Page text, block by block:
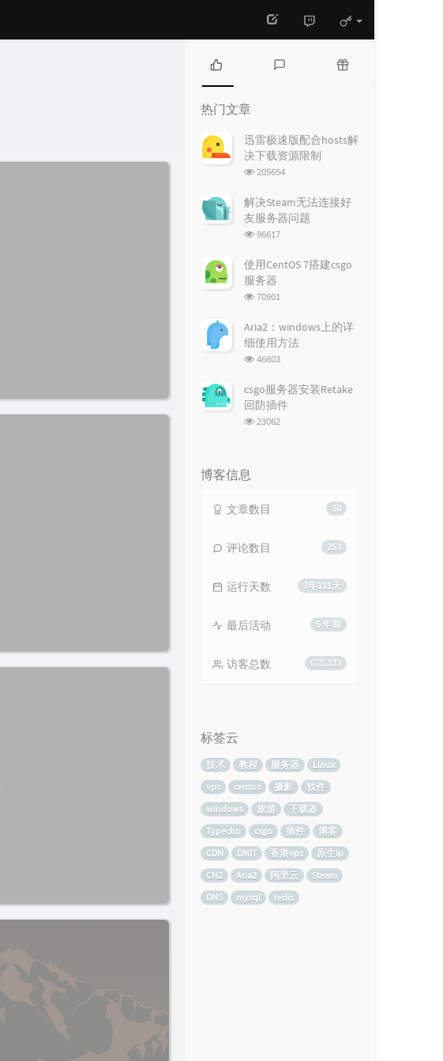
热
门
文
章
论
章
热门文章
迅雷极速版配合hosts解
决下载资源限制
浏
次
数:
205654
解决Steam无法连接好
友服务器问题
浏
次
数:
96617
使用CentOS 7搭建csgo
服务器
浏
次
数:
70901
Aria2：windows上的详
细使用方法
浏
次
数:
46803
csgo服务器安装Retake
回防插件
浏
23062
博客信息
30
文章数目
253
评论数目
7年111天
运行天数
5 年前
最后活动
675,333
访客总数
标签云
技术 教程 服务器
Linux
vps
centos 摄影
软件
windows
旅游
下载器
Typecho
csgo 插件
博客
CDN
DMIT 香港vps
原生ip
CN2
Aria2 阿里云
Steam
DNS
mysql redis